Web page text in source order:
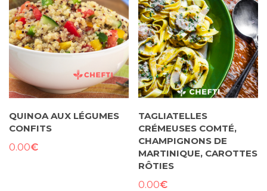
QUINOA AUX LÉGUMES
CONFITS
0.00€
TAGLIATELLES
CRÉMEUSES COMTÉ,
CHAMPIGNONS DE
MARTINIQUE, CAROTTES
RÔTIES
0.00€